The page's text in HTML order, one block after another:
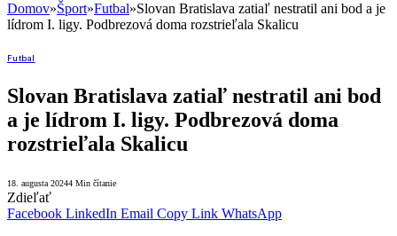
Domov»Šport»Futbal»Slovan Bratislava zatiaľ nestratil ani bod a je
lídrom I. ligy. Podbrezová doma rozstrieľala Skalicu
Futbal
Slovan Bratislava zatiaľ nestratil ani bod
a je lídrom I. ligy. Podbrezová doma
rozstrieľala Skalicu
18. augusta 20244 Min čítanie
Zdieľať
Facebook LinkedIn Email Copy Link WhatsApp